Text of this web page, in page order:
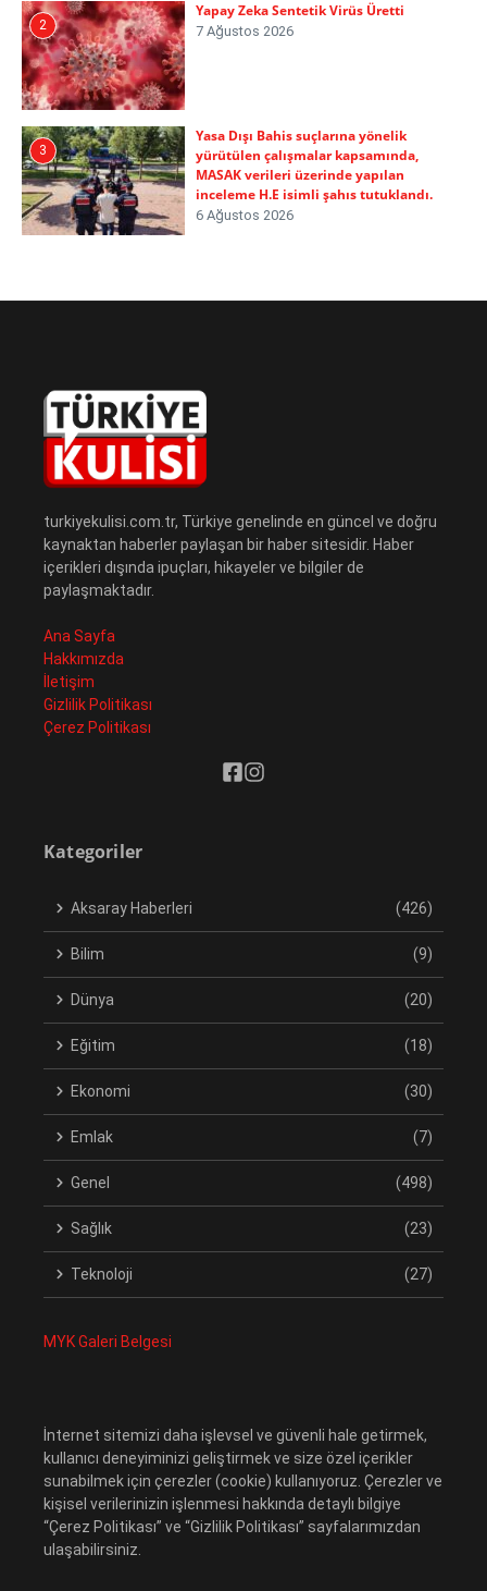
2
Yapay Zeka Sentetik Virüs Üretti
7 Ağustos 2026
3
Yasa Dışı Bahis suçlarına yönelik
yürütülen çalışmalar kapsamında,
MASAK verileri üzerinde yapılan
inceleme H.E isimli şahıs tutuklandı.
6 Ağustos 2026
turkiyekulisi.com.tr, Türkiye genelinde en güncel ve doğru
kaynaktan haberler paylaşan bir haber sitesidir. Haber
içerikleri dışında ipuçları, hikayeler ve bilgiler de
paylaşmaktadır.
Ana Sayfa
Hakkımızda
İletişim
Gizlilik Politikası
Çerez Politikası
Kategoriler
Aksaray Haberleri (426)
Bilim (9)
Dünya (20)
Eğitim (18)
Ekonomi (30)
Emlak (7)
Genel (498)
Sağlık (23)
Teknoloji (27)
MYK Galeri Belgesi
İnternet sitemizi daha işlevsel ve güvenli hale getirmek,
kullanıcı deneyiminizi geliştirmek ve size özel içerikler
sunabilmek için çerezler (cookie) kullanıyoruz. Çerezler ve
kişisel verilerinizin işlenmesi hakkında detaylı bilgiye
“Çerez Politikası” ve “Gizlilik Politikası” sayfalarımızdan
ulaşabilirsiniz.